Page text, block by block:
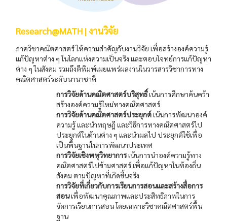
Research@MATH | งานวิจัย
ภาควิชาคณิตศาสตร์ ให้ความสำคัญกับงานวิจัย เพื่อสร้างองค์ความรู้
แก้ปัญหาต่าง ๆ ในโลกแห่งความเป็นจริง และตอบโจทย์การแก้ปัญหา
ต่าง ๆ ในสังคม รวมถึงตีพิมพ์เผยแพร่ผลงานในวารสารวิชาการทาง
คณิตศาสตร์ระดับนานาชาติ
การวิจัยด้านคณิตศาสตร์บริสุทธิ์เน้นการศึกษาค้นคว้า
สร้างองค์ความรู้ใหม่ทางคณิตศาสตร์
การวิจัยด้านคณิตศาสตร์ประยุกต์เน้นการพัฒนาองค์
ความรู้ และนำทฤษฎี และวิธีการทางคณิตศาสตร์ไป
ประยุกต์ในด้านต่าง ๆ และนำผลไป ประยุกต์ใช้เพื่อ
เป็นพื้นฐานในการพัฒนาประเทศ
การวิจัยเชิงพหุวิทยาการเน้นการนำองค์ความรู้ทาง
คณิตศาสตร์ไปข้ามศาสตร์ เพื่อแก้ปัญหาในท้องถิ่น
สังคม ตามปัญหาที่เกิดขึ้นจริง
การวิจัยที่เกี่ยวกับการเรียนการสอนและสร้างสื่อการ
สอนเพื่อพัฒนาคุณภาพและประสิทธิภาพในการ
จัดการเรียนการสอน โดยเฉพาะวิชาคณิตศาสตร์พื้น
ฐาน